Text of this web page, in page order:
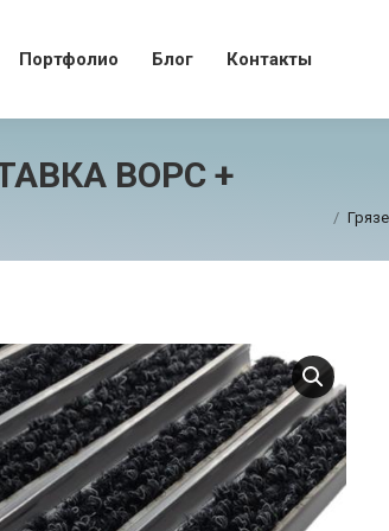
Портфолио Блог Контакты
ВОРС +